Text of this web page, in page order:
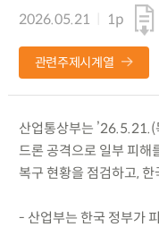
2026.05.21
1p
관련주제시계열
산업통상부는
드론 공격으로 일부 피해
복구 현황을 점검하고,
- 산업부는 한국 정부가